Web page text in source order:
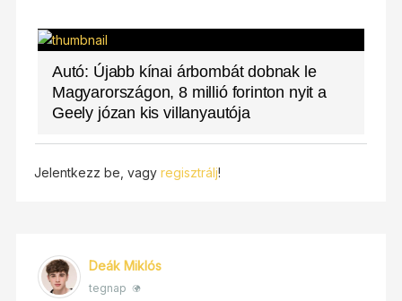
Autó: Újabb kínai árbombát dobnak le
Magyarországon, 8 millió forinton nyit a
Geely józan kis villanyautója
Jelentkezz be, vagy regisztrálj!
Deák Miklós
tegnap